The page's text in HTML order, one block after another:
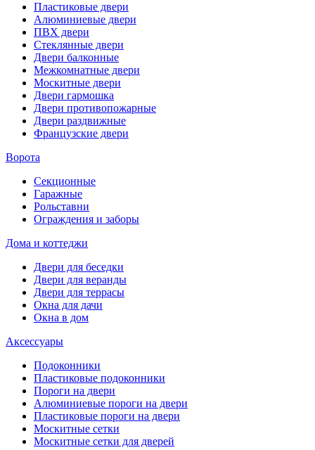
Пластиковые двери
Алюминиевые двери
ПВХ двери
Стеклянные двери
Двери балконные
Межкомнатные двери
Москитные двери
Двери гармошка
Двери противопожарные
Двери раздвижные
Французские двери
Ворота
Секционные
Гаражные
Рольставни
Ограждения и заборы
Дома и коттеджи
Двери для беседки
Двери для веранды
Двери для террасы
Окна для дачи
Окна в дом
Аксессуары
Подоконники
Пластиковые подоконники
Пороги на двери
Алюминиевые пороги на двери
Пластиковые пороги на двери
Москитные сетки
Москитные сетки для дверей